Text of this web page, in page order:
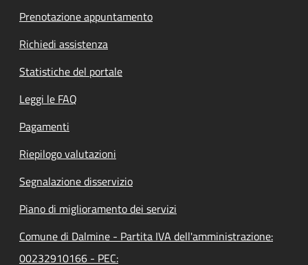
Prenotazione appuntamento
Richiedi assistenza
Statistiche del portale
Leggi le FAQ
Pagamenti
Riepilogo valutazioni
Segnalazione disservizio
Piano di miglioramento dei servizi
Comune di Dalmine - Partita IVA dell'amministrazione:
00232910166 - PEC: